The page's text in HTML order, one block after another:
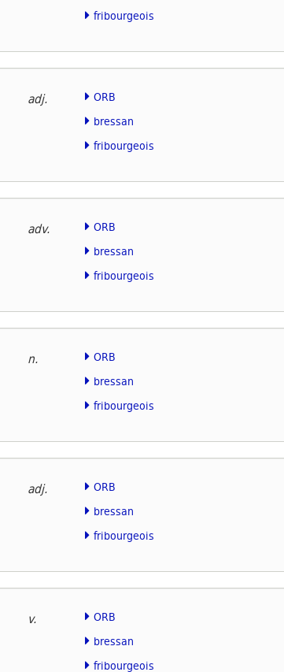
fribourgeois
adj.
ORB
bressan
fribourgeois
adv.
ORB
bressan
fribourgeois
n.
ORB
bressan
fribourgeois
adj.
ORB
bressan
fribourgeois
v.
ORB
bressan
fribourgeois